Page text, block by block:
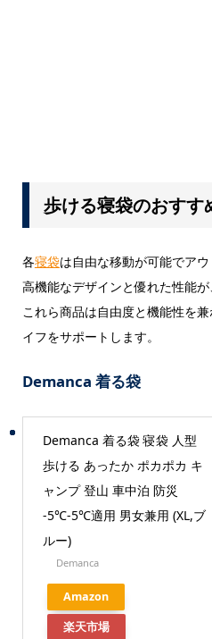
歩ける寝袋のおすす
各寝袋は自由な移動が可能でアウ
高機能なデザインと優れた性能が
これら商品は自由度と機能性を
イフをサポートします。
Demanca 着る袋
Demanca 着る袋 寝袋 人型
歩ける あったか ポカポカ キ
ャンプ 登山 車中泊 防災
-5℃-5℃適用 男女兼用 (XL,ブ
ルー)
Demanca
Amazon
楽天市場